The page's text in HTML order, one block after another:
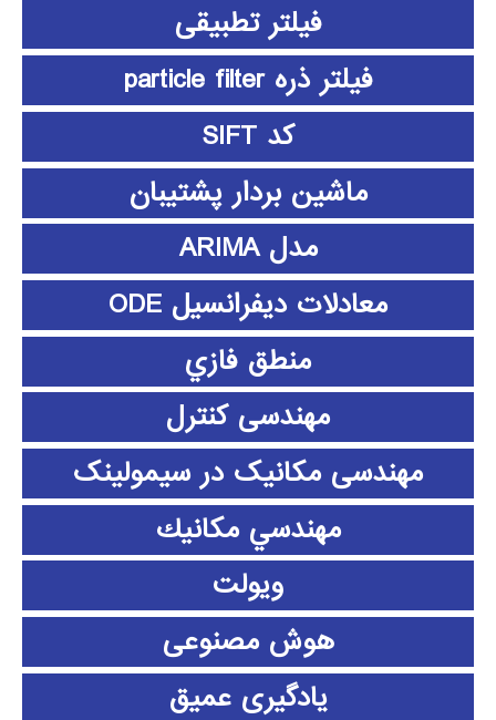
فیلتر تطبیقی
فیلتر ذره particle filter
کد SIFT
ماشین بردار پشتیبان
مدل ARIMA
معادلات دیفرانسیل ODE
منطق فازي
مهندسی کنترل
مهندسی مکانیک در سیمولینک
مهندسي مكانيك
ویولت
هوش مصنوعی
یادگیری عمیق